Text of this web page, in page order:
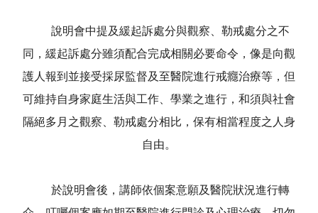
說明會中提及緩起訴處分與觀察、勒戒處分之不
同，緩起訴處分雖須配合完成相關必要命令，像是向觀
護人報到並接受採尿監督及至醫院進行戒癮治療等，但
可維持自身家庭生活與工作、學業之進行，和須與社會
隔絕多月之觀察、勒戒處分相比，保有相當程度之人身
自由。
於說明會後，講師依個案意願及醫院狀況進行轉